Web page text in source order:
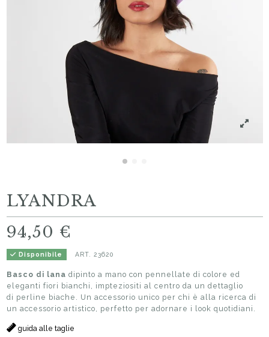
LYANDRA
94,50 €
Disponibile ART. 23620
Basco di lana dipinto a mano con pennellate di colore ed
eleganti fiori bianchi, impteziositi al centro da un dettaglio
di perline biache. Un accessorio unico per chi è alla ricerca di
un accessorio artistico, perfetto per adornare i look quotidiani.
guida alle taglie